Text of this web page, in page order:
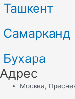
Ташкент
Самарканд
Бухара
Адрес
Москва,